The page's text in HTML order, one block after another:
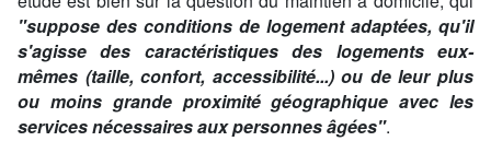
"suppose des conditions de logement adaptées, qu'il
s'agisse des caractéristiques des logements eux-
mêmes (taille, confort, accessibilité...) ou de leur plus
ou moins grande proximité géographique avec les
services nécessaires aux personnes âgées".